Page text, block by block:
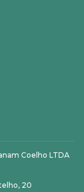
Coelho LTDA
20